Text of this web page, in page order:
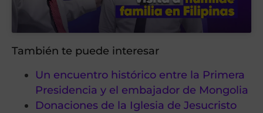
También te puede interesar
Un encuentro histórico entre la Primera
Presidencia y el embajador de Mongolia
Donaciones de la Iglesia de Jesucristo